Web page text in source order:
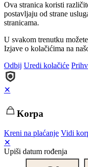
Ova stranica koristi
postavljaju od strane
stranicama.
U svakom trenutku
Izjave o kolačićima na
Odbij Uredi kolačiće
✕
Korpa
Kreni na plaćanje Vidi
✕
Upiši datum rođenja